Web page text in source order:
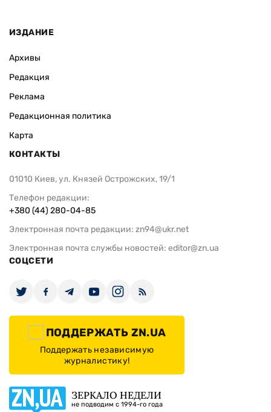
ИЗДАНИЕ
Архивы
Редакция
Реклама
Редакционная политика
Карта
КОНТАКТЫ
01010 Киев, ул. Князей Острожских, 19/1
Телефон редакции:
+380 (44) 280-04-85
Электронная почта редакции: zn94@ukr.net
Электронная почта службы новостей: editor@zn.ua
СОЦСЕТИ
ПОДДЕРЖАТЬ ZN.UA
Поддержать независимую
журналистику!
ЗЕРКАЛО НЕДЕЛИ
не подводим с 1994-го года